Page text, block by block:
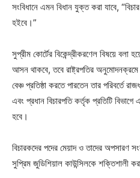
সংবিধানে এমন বিধান যুক্ত করা যাবে,
হইবে।”
সুপ্রীম কোর্টের বিকেন্দ্রীকরণেল বিষয়ে বলা
আসন থাকবে, তবে রাষ্ট্রপতির অনুমোদনক্রমে
বেঞ্চ প্রতিষ্ঠা করতে পারতেন তার পরিবর্তে
এবং প্রধান বিচারপতি কর্তৃক প্রতিটি বিভাগে
হবে।
বিচারকদের পদের মেয়াদ ও তাদের অপসারণ
সুপ্রিম জুডিশিয়াল কাউন্সিলকে শক্তিশালী